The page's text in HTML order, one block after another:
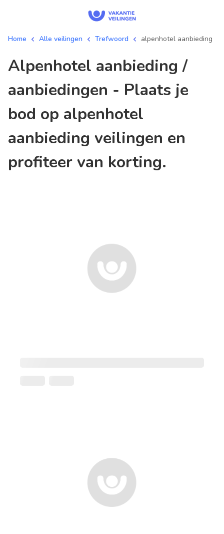
Home Alle veilingen Trefwoord alpenhotel aanbieding
alpenhotel aanbieding /
aanbiedingen - Plaats je
bod op alpenhotel
aanbieding veilingen en
profiteer van korting.